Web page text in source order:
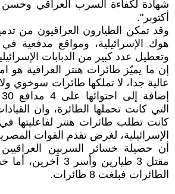
شهادة لكفاءة السرب العراقي
أكتوبر".
وقد تمكن الطيارون العراقيون من
هوك الإسرائيلية، ومواقع مدفعية
وتعطيل عدد كبير من الدبابات
إن ما يميّز طائرات هنتر العراقية هو
التي كانت تحملها الطائرة، وان
كانت تطلب طائرات هنتر لفاعليتها
الإسرائيلية، لغرض تقدم القوات
أن حصيلة خسائر السربين
مقتل 3 طيارين وأسر
الطائرات فبلغت 8 طائرات.